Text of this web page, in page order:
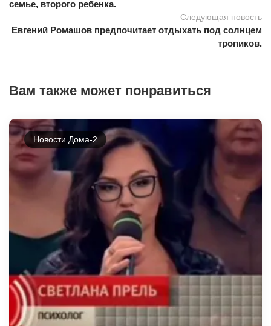
семье, второго ребенка.
Следующая новость
Евгений Ромашов предпочитает отдыхать под солнцем
тропиков.
Вам также может понравиться
Новости Дома-2